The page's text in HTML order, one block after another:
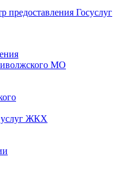
МО
услуг ЖКХ